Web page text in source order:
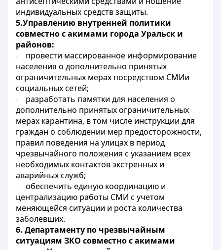
индивидуальных средств защиты.
5.Управлению внутренней политики
совместно с акимами города Уральск и
районов:
·
провести массированное информирование
населения о дополнительно принятых
ограничительных мерах посредством СМИи
социальных сетей;
·
разработать памятки для населения о
дополнительно принятых ограничительных
мерах карантина, в том числе инструкции для
граждан о соблюдении мер предосторожности,
правил поведения на улицах в период
чрезвычайного положения с указанием всех
необходимых контактов экстренных и
аварийных служб;
·
обеспечить единую координацию и
централизацию работы СМИ с учетом
меняющейся ситуации и роста количества
заболевших.
6. Департаменту по чрезвычайным
ситуациям ЗКО совместно с акимами